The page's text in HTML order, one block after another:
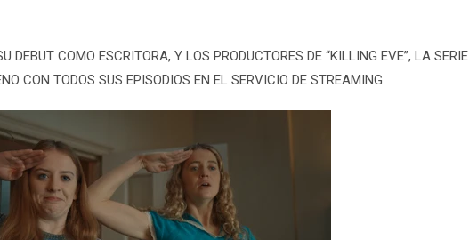
DEBUT COMO ESCRITORA, Y LOS PRODUCTORES DE “KILLING EVE”, LA SERIE
CON TODOS SUS EPISODIOS EN EL SERVICIO DE STREAMING.